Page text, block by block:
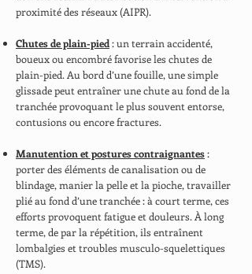
proximité des réseaux (AIPR).
Chutes de plain-pied: un terrain accidenté,
boueux ou encombré favorise les chutes de
plain-pied. Au bord d’une fouille, une simple
glissade peut entraîner une chute au fond de la
tranchée provoquant le plus souvent entorse,
contusions ou encore fractures.
Manutention et postures contraignantes:
porter des éléments de canalisation ou de
blindage, manier la pelle et la pioche, travailler
plié au fond d’une tranchée : à court terme, ces
efforts provoquent fatigue et douleurs. À long
terme, de par la répétition, ils entraînent
lombalgies et troubles musculo-squelettiques
(TMS).